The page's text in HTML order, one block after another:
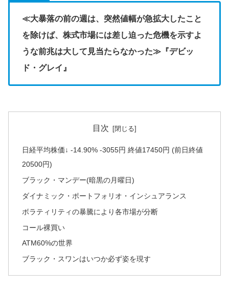
≪大暴落の前の週は、突然値幅が急拡大したこと
を除けば、株式市場には差し迫った危機を示すよ
うな前兆は大して見当たらなかった≫『デビッ
ド・グレイ』
目次
日経平均株価↓ -14.90% -3055円 終値17450円 (前日終値
20500円)
ブラック・マンデー(暗黒の月曜日)
ダイナミック・ポートフォリオ・インシュアランス
ボラティリティの暴騰により各市場が分断
コール裸買い
ATM60%の世界
ブラック・スワンはいつか必ず姿を現す